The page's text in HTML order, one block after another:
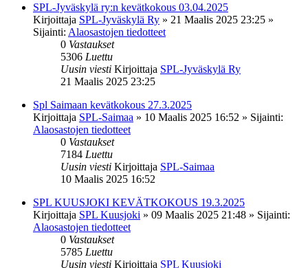
SPL-Jyväskylä ry:n kevätkokous 03.04.2025
Kirjoittaja SPL-Jyväskylä Ry » 21 Maalis 2025 23:25 »
Sijainti: Alaosastojen tiedotteet
0 Vastaukset
5306 Luettu
Uusin viesti Kirjoittaja SPL-Jyväskylä Ry
21 Maalis 2025 23:25
Spl Saimaan kevätkokous 27.3.2025
Kirjoittaja SPL-Saimaa » 10 Maalis 2025 16:52 » Sijainti:
Alaosastojen tiedotteet
0 Vastaukset
7184 Luettu
Uusin viesti Kirjoittaja SPL-Saimaa
10 Maalis 2025 16:52
SPL KUUSJOKI KEVÄTKOKOUS 19.3.2025
Kirjoittaja SPL Kuusjoki » 09 Maalis 2025 21:48 » Sijainti:
Alaosastojen tiedotteet
0 Vastaukset
5785 Luettu
Uusin viesti Kirjoittaja SPL Kuusjoki